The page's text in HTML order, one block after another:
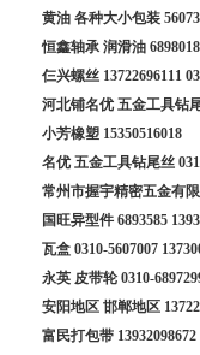
黄油 各种大小包装
恒鑫轴承 润滑油 6898018
仨兴螺丝 13722696111
河北铺名优 五金工具钻
小芳橡塑 15350516018
名优 五金工具钻尾丝
常州市握宇精密五金有
国旺异型件 6893585
瓦盒 0310-5607007
永英 皮带轮0310-
安阳地区 邯郸地区
富民打包带 13932098672